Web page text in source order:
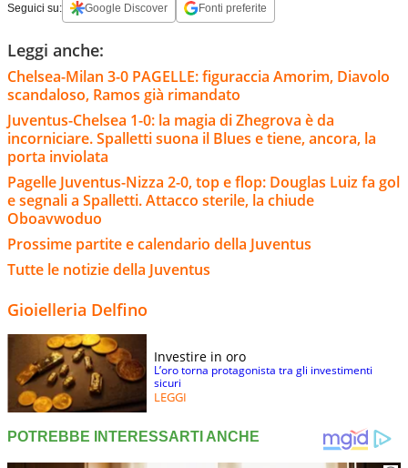
Seguici su: Google Discover Fonti preferite
Leggi anche:
Chelsea-Milan 3-0 PAGELLE: figuraccia Amorim, Diavolo
scandaloso, Ramos già rimandato
Juventus-Chelsea 1-0: la magia di Zhegrova è da
incorniciare. Spalletti suona il Blues e tiene, ancora, la
porta inviolata
Pagelle Juventus-Nizza 2-0, top e flop: Douglas Luiz fa gol
e segnali a Spalletti. Attacco sterile, la chiude
Oboavwoduo
Prossime partite e calendario della Juventus
Tutte le notizie della Juventus
Gioielleria Delfino
Investire in oro
L’oro torna protagonista tra gli investimenti
sicuri
LEGGI